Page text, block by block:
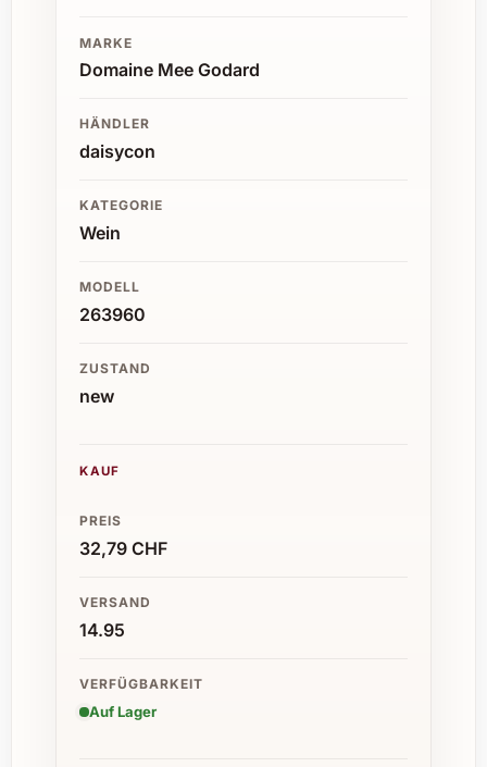
MARKE
Domaine Mee Godard
HÄNDLER
daisycon
KATEGORIE
Wein
MODELL
263960
ZUSTAND
new
KAUF
PREIS
32,79 CHF
VERSAND
14.95
VERFÜGBARKEIT
Auf Lager